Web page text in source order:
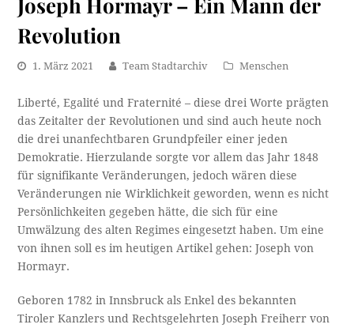
Revolution
1. März 2021 Team Stadtarchiv Menschen
Liberté, Egalité und Fraternité – diese drei Worte prägten
das Zeitalter der Revolutionen und sind auch heute noch
die drei unanfechtbaren Grundpfeiler einer jeden
Demokratie. Hierzulande sorgte vor allem das Jahr 1848
für signifikante Veränderungen, jedoch wären diese
Veränderungen nie Wirklichkeit geworden, wenn es nicht
Persönlichkeiten gegeben hätte, die sich für eine
Umwälzung des alten Regimes eingesetzt haben. Um eine
von ihnen soll es im heutigen Artikel gehen: Joseph von
Hormayr.
Geboren 1782 in Innsbruck als Enkel des bekannten
Tiroler Kanzlers und Rechtsgelehrten Joseph Freiherr von